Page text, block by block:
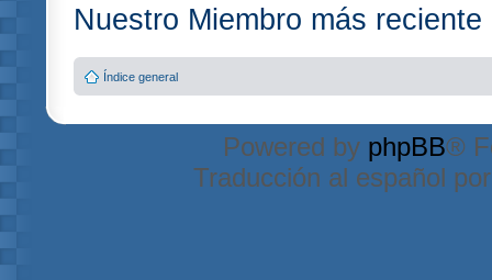
Nuestro Miembro más
Índice general
Powered by phpBB®
Traducción al español